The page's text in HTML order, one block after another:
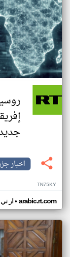
اخبار
TN75KY
ار• arabic.rt.com